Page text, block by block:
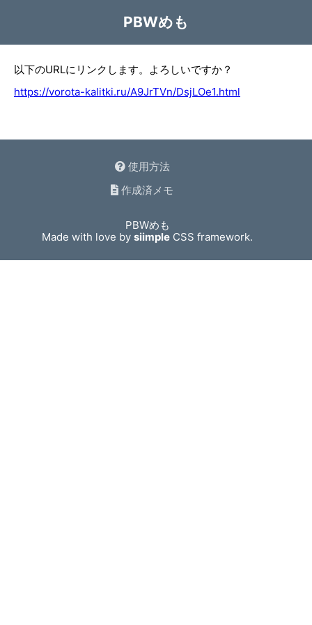
PBWめも
以下のURLにリンクします。よろしいですか？
https://vorota-kalitki.ru/A9JrTVn/DsjLOe1.html
使用方法
作成済メモ
PBWめも
Made with love bysiimple CSS framework.